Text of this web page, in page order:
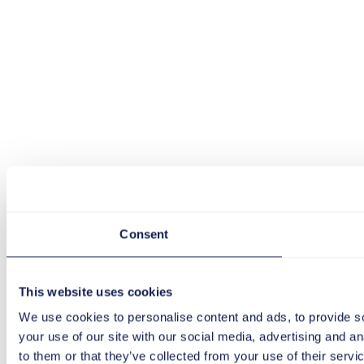
Consent
This website uses cookies
We use cookies to personalise content and ads, to provide
your use of our site with our social media, advertising and
to them or that they’ve collected from your use of their